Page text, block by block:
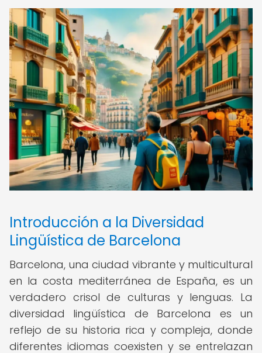
Introducción a la Diversidad
Lingüística de Barcelona
Barcelona, una ciudad vibrante y multicultural
en la costa mediterránea de España, es un
verdadero crisol de culturas y lenguas. La
diversidad lingüística de Barcelona es un
reflejo de su historia rica y compleja, donde
diferentes idiomas coexisten y se entrelazan